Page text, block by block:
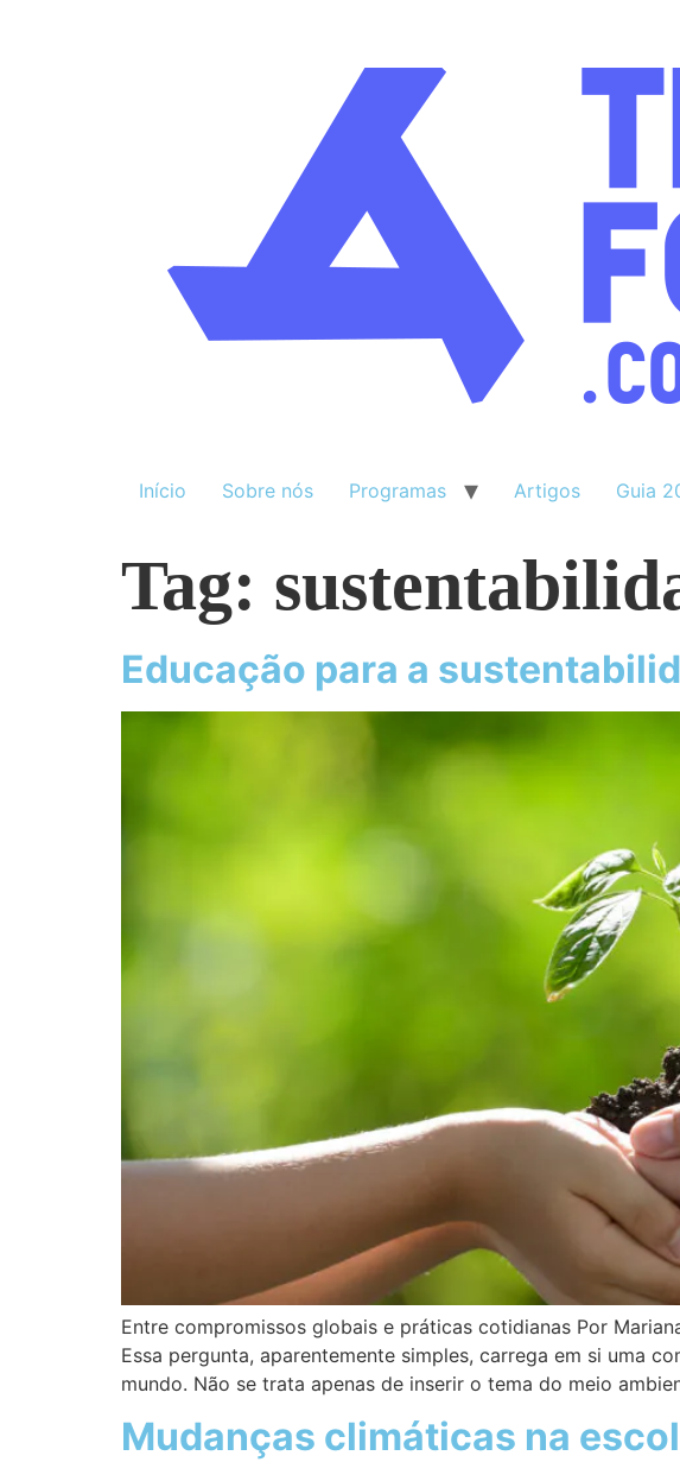
Início Sobre nós Programas Artigos Guia
Tag:
Educação para a
Entre compromissos globais e práticas cotidianas Por Mariana
Essa pergunta, aparentemente simples, carrega em si uma
mundo. Não se trata apenas de inserir o tema do meio
Mudanças climáticas na